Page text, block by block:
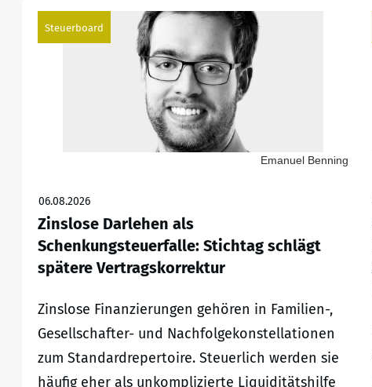
Steuerboard
Emanuel Benning
06.08.2026
Zinslose Darlehen als
Schenkungsteuerfalle: Stichtag schlägt
spätere Vertragskorrektur
Zinslose Finanzierungen gehören in Familien-,
Gesellschafter- und Nachfolgekonstellationen
zum Standardrepertoire. Steuerlich werden sie
häufig eher als unkomplizierte Liquiditätshilfe